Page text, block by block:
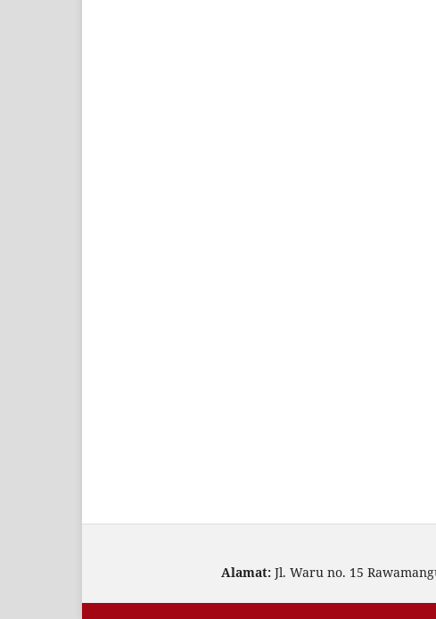
Alamat: Jl. Waru no. 15